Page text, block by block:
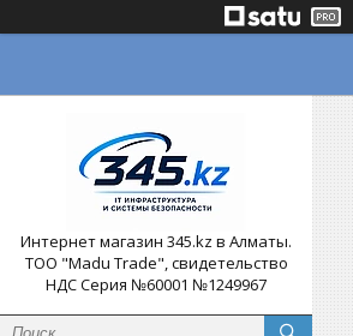
Интернет магазин 345.kz в Алматы.
ТОО "Madu Trade", свидетельство
НДС Серия №60001 №1249967